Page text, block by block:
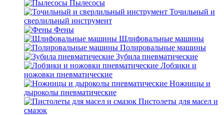
Пылесосы
Точильный и
сверлильный инструмент
Фены
Шлифовальные машины
Полировальные машины
Зубила пневматические
Лобзики и
ножовки пневматические
Ножницы и
дыроколы пневматические
Пистолеты для масел и
смазок